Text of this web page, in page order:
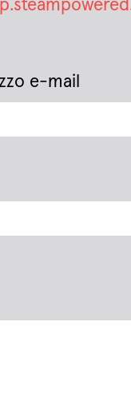
e-mail